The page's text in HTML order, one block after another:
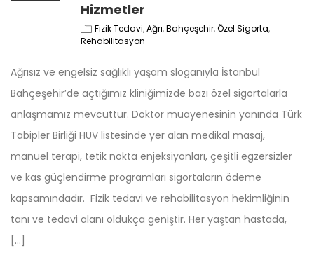
Hizmetler
Fizik Tedavi,Ağrı,Bahçeşehir,Özel Sigorta,
Rehabilitasyon
Ağrısız ve engelsiz sağlıklı yaşam sloganıyla İstanbul
Bahçeşehir’de açtığımız kliniğimizde bazı özel sigortalarla
anlaşmamız mevcuttur. Doktor muayenesinin yanında Türk
Tabipler Birliği HUV listesinde yer alan medikal masaj,
manuel terapi, tetik nokta enjeksiyonları, çeşitli egzersizler
ve kas güçlendirme programları sigortaların ödeme
kapsamındadır. Fizik tedavi ve rehabilitasyon hekimliğinin
tanı ve tedavi alanı oldukça geniştir. Her yaştan hastada,
[…]